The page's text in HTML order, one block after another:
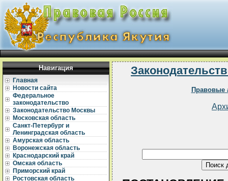
Навигация
Главная
Новости сайта
Федеральное
законодательство
Законодательство Москвы
Московская область
Санкт-Петербург и
Ленинградская область
Амурская область
Воронежская область
Краснодарский край
Омская область
Приморский край
Ростовская область
Правовые